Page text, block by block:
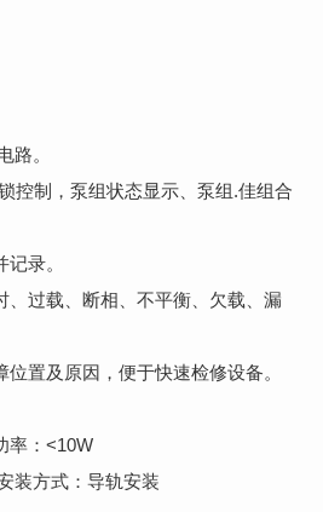
路。
控制，泵组状态显示、泵组.佳组合
录。
、过载、断相、不平衡、欠载、漏
置及原因，便于快速检修设备。
率：<10W
方式：导轨安装